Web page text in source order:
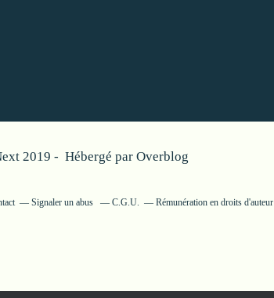
2019 - Hébergé par Overblog
Signaler un abus C.G.U. Rémunération en droits d'auteur